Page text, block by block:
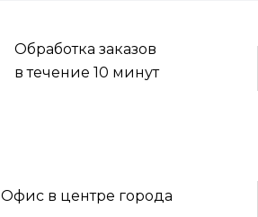
Обработка заказов
в течение 10 минут
Офис в центре города